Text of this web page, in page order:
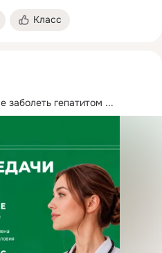
Класс
заболеть гепатитом ...